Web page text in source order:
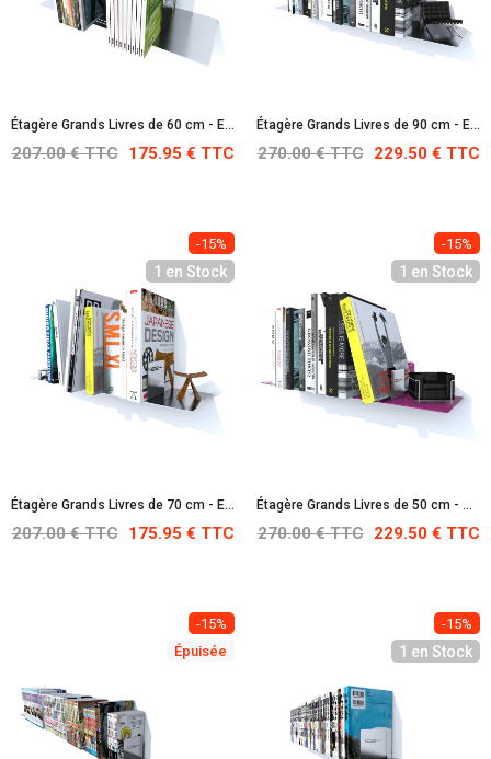
Étagère Grands Livres de 60 cm - En Acier Inoxydable
207.00 € TTC 175.95 € TTC
Étagère Grands Livres de 90 cm - En Acier Inoxydable
270.00 € TTC 229.50 € TTC
-15%
1 en Stock
Étagère Grands Livres de 70 cm - En Acier Inoxydable
207.00 € TTC 175.95 € TTC
-15%
1 en Stock
Étagère Grands Livres de 50 cm - Pourpre : RAL 4006
270.00 € TTC 229.50 € TTC
-15%
Épuisée
-15%
1 en Stock